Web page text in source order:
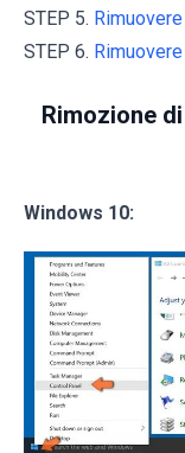
STEP 5.
STEP 6.
Rimozione
Windows 10: